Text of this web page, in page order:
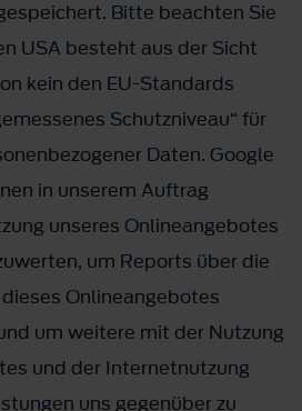
Bitte beachten Sie
USA besteht aus der Sicht
kein den EU-Standards
Schutzniveau“ für
Daten. Google
in unserem Auftrag
unseres Onlineangebotes
um Reports über die
Onlineangebotes
um weitere mit der Nutzung
und der Internetnutzung
uns gegenüber zu